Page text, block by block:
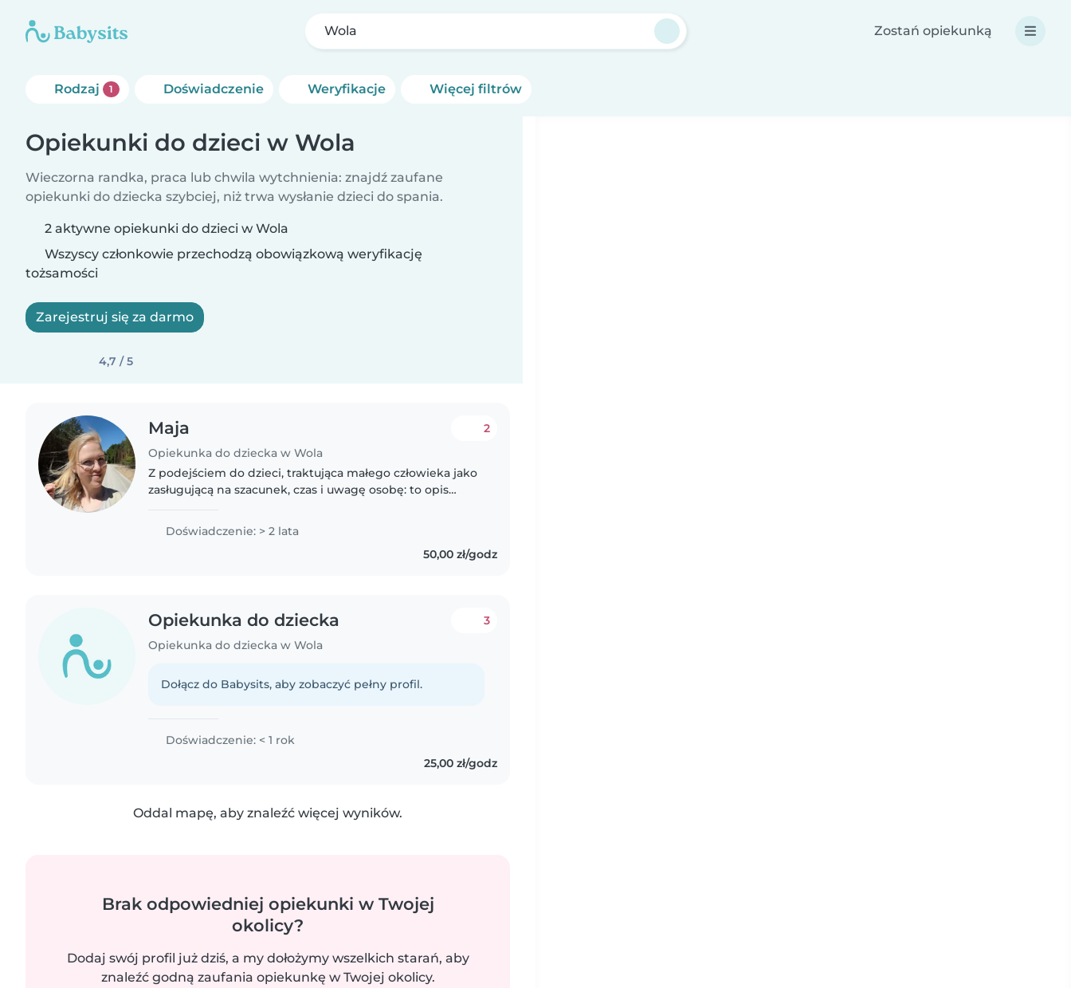
Wola Zostań opiekunką
Rodzaj 1 Doświadczenie Weryfikacje Więcej filtrów
Opiekunki do dzieci w Wola
Wieczorna randka, praca lub chwila wytchnienia: znajdź zaufane
opiekunki do dziecka szybciej, niż trwa wysłanie dzieci do spania.
2 aktywne opiekunki do dzieci w Wola
Wszyscy członkowie przechodzą obowiązkową weryfikację
tożsamości
Zarejestruj się za darmo
4,7 / 5
Maja
Opiekunka do dziecka w Wola
2
Z podejściem do dzieci, traktująca małego człowieka jako
zasługującą na szacunek, czas i uwagę osobę: to opis
edukacyjnego,..
Doświadczenie: > 2 lata
50,00 zł/godz
Opiekunka do dziecka
Opiekunka do dziecka w Wola
3
Dołącz do Babysits, aby zobaczyć pełny profil.
Doświadczenie: < 1 rok
25,00 zł/godz
Oddal mapę, aby znaleźć więcej wyników.
Brak odpowiedniej opiekunki w Twojej
okolicy?
Dodaj swój profil już dziś, a my dołożymy wszelkich starań, aby
znaleźć godną zaufania opiekunkę w Twojej okolicy.